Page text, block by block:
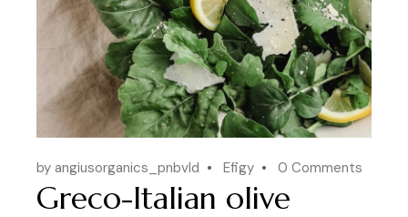
by angiusorganics_pnbvld Efigy 0 Comments
Greco-Italian olive